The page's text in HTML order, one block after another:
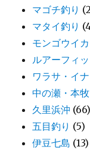
マゴチ釣り
マタイ釣り
モンゴウイカ
ルアーフィ
ワラサ・イ
中の瀬・本
久里浜沖 (66)
五目釣り (5)
伊豆七島 (13)